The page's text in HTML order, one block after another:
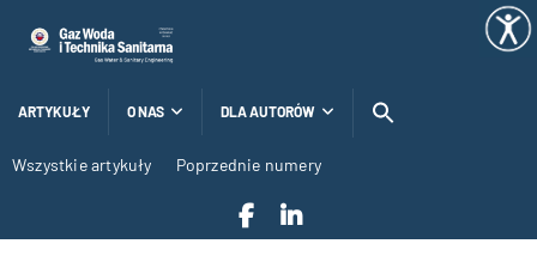
ARTYKUŁY O NAS DLA AUTORÓW
Wszystkie artykuły Poprzednie numery